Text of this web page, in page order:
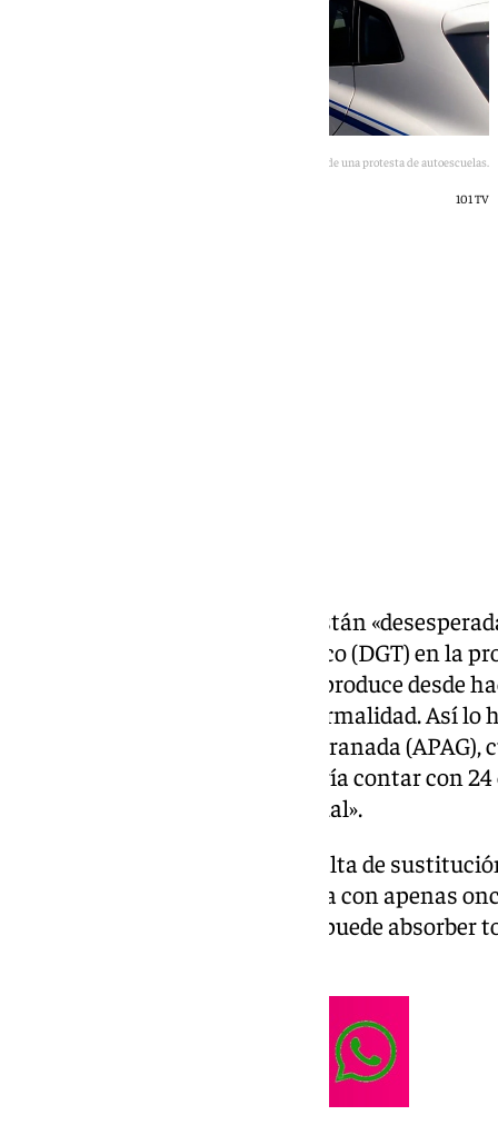
Imagen de archivo de una protesta de autoescuelas.
101 TV
Las autoescuelas de Granada están
de la Dirección General de Tráfico (DGT) en la
personal «endémica» ya que se produce desde
desarrollen su actividad con normalidad. Así
Provincial de Autoescuelas de Granada
ha indicado que Granada «debería contar con
que conforman la plantilla actual».
«La situación se agrava por la falta de
prolongadas, que deja a Granada con apenas
Así es imposible, el sistema no puede absorber